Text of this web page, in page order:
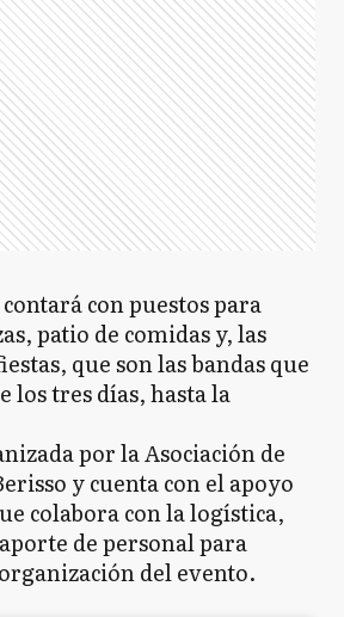
con puestos para
patio de comidas y, las
que son las bandas que
los tres días, hasta la
por la Asociación de
y cuenta con el apoyo
colabora con la logística,
de personal para
del evento.